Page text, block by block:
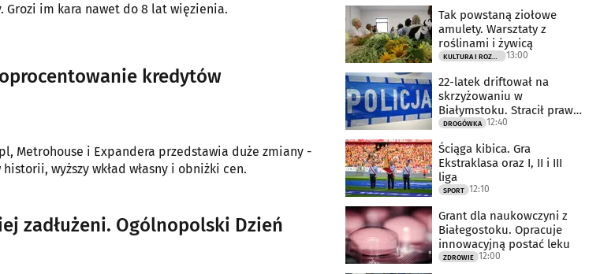
Grozi im kara nawet do 8 lat więzienia.
kredytów
Metrohouse i Expandera przedstawia duże zmiany -
wyższy wkład własny i obniżki cen.
zadłużeni. Ogólnopolski Dzień
Tak powstaną ziołowe
amulety. Warsztaty z
roślinami i żywicą
13:00
22-latek driftował na
skrzyżowaniu w
Białymstoku. Stracił prawo
jazdy
DROGÓWKA 12:40
Ściąga kibica. Gra
Ekstraklasa oraz I, II i III
liga
SPORT 12:10
Grant dla naukowczyni z
Białegostoku. Opracuje
innowacyjną postać leku
ZDROWIE 12:00